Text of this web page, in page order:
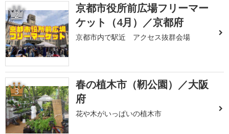
2
京都市役所前広場フリーマー
ケット（4月）／京都府
京都市内で駅近 アクセス抜群会場
3
春の植木市（靭公園）／大阪
府
花や木がいっぱいの植木市